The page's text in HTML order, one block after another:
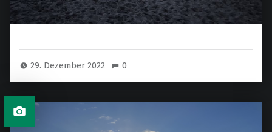
29. Dezember 2022 0